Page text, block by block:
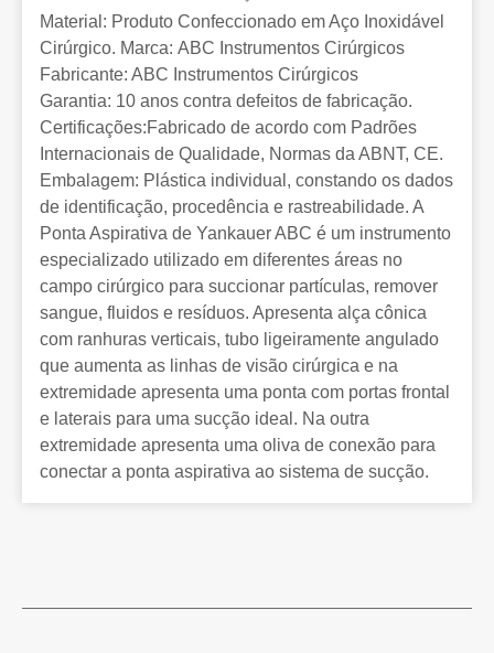
Material: Produto Confeccionado em Aço Inoxidável
Cirúrgico. Marca: ABC Instrumentos Cirúrgicos
Fabricante: ABC Instrumentos Cirúrgicos
Garantia: 10 anos contra defeitos de fabricação.
Certificações:Fabricado de acordo com Padrões
Internacionais de Qualidade, Normas da ABNT, CE.
Embalagem: Plástica individual, constando os dados
de identificação, procedência e rastreabilidade. A
Ponta Aspirativa de Yankauer ABC é um instrumento
especializado utilizado em diferentes áreas no
campo cirúrgico para succionar partículas, remover
sangue, fluidos e resíduos. Apresenta alça cônica
com ranhuras verticais, tubo ligeiramente angulado
que aumenta as linhas de visão cirúrgica e na
extremidade apresenta uma ponta com portas frontal
e laterais para uma sucção ideal. Na outra
extremidade apresenta uma oliva de conexão para
conectar a ponta aspirativa ao sistema de sucção.